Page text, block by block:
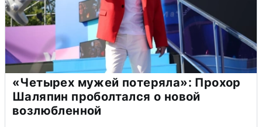
«Четырех мужей потеряла»: Прохор
Шаляпин проболтался о новой
возлюбленной